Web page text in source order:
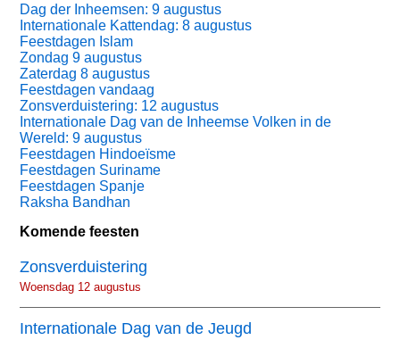
Dag der Inheemsen: 9 augustus
Internationale Kattendag: 8 augustus
Feestdagen Islam
Zondag 9 augustus
Zaterdag 8 augustus
Feestdagen vandaag
Zonsverduistering: 12 augustus
Internationale Dag van de Inheemse Volken in de
Wereld: 9 augustus
Feestdagen Hindoeïsme
Feestdagen Suriname
Feestdagen Spanje
Raksha Bandhan
Komende feesten
Zonsverduistering
Woensdag 12 augustus
Internationale Dag van de Jeugd